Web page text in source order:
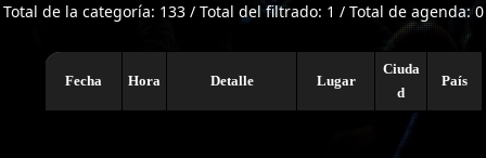
Total de la categoría: 133 / Total del filtrado: 1 / Total de agenda: 0
Fecha Hora Detalle Lugar
Ciuda
d
País